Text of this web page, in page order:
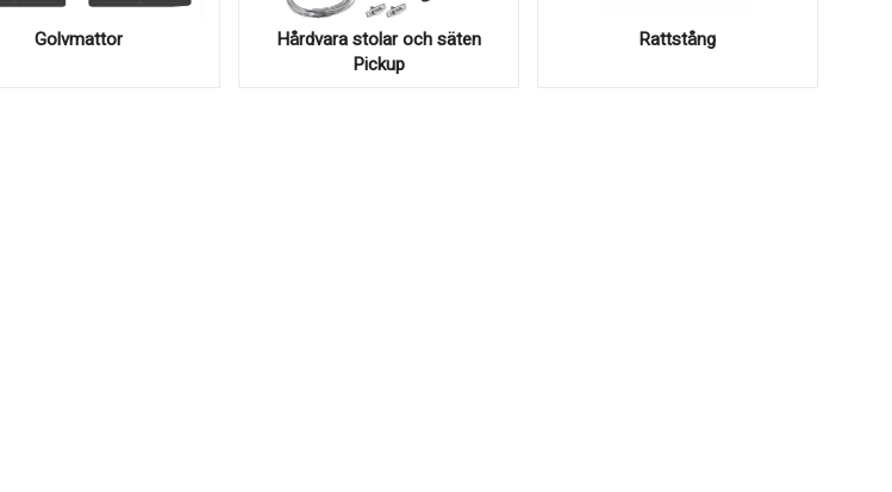
Golvmattor
Hårdvara stolar och säten
Pickup
Rattstång